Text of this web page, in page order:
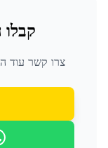
צרו קשר עוד